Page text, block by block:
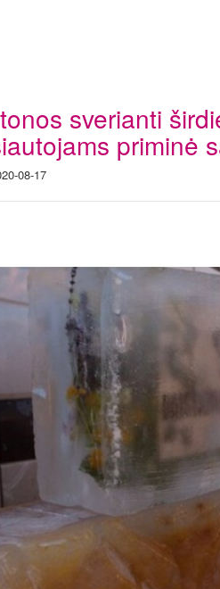
sverianti
priminė
08-17